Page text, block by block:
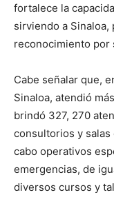
fortalece la
sirviendo a
reconocimiento por
Cabe señalar que,
Sinaloa, atendió
brindó 327, 270
consultorios y salas
cabo operativos
emergencias, de
diversos cursos y